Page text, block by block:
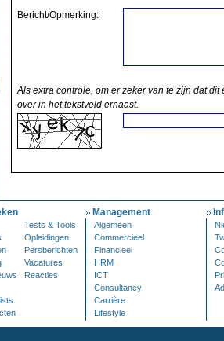
Bericht/Opmerking:
Als extra controle, om er zeker van te zijn dat
over in het tekstveld ernaast.
Tests & Tools
Opleidingen
Persberichten
Vacatures
Reacties
Management
Algemeen
Commercieel
Financieel
HRM
ICT
Consultancy
Carrière
Lifestyle